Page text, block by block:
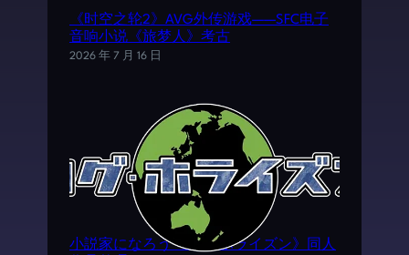
《时空之轮2》AVG外传游戏——SFC电子
音响小说《旅梦人》考古
2026 年 7 月 16 日
小説家になろう《ログ·ホライズン》同人